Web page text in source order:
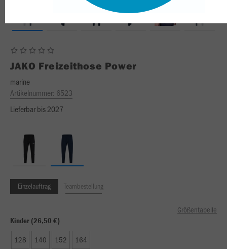
JAKO Freizeithose Power
marine
Artikelnummer: 6523
Lieferbar bis 2027
Einzelauftrag Teambestellung
Größentabelle
Kinder (26,50 €)
128 140 152 164